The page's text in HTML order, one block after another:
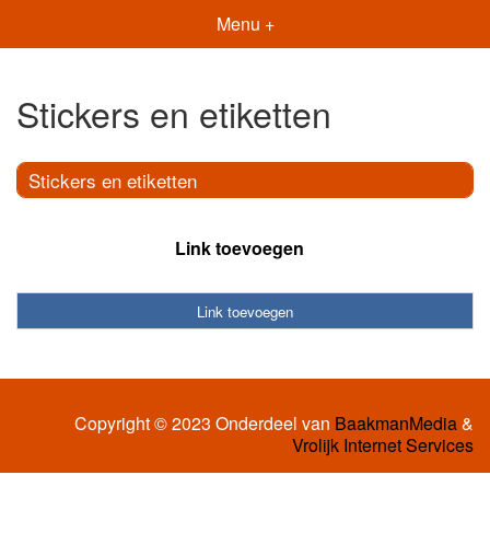
Menu +
Stickers en etiketten
Stickers en etiketten
Link toevoegen
Link toevoegen
Copyright © 2023 Onderdeel van BaakmanMedia&
Vrolijk Internet Services